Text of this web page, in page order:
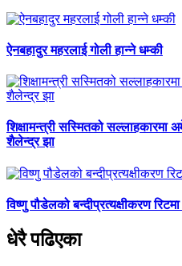
ऐनबहादुर महरलाई गोली हान्ने धम्की
शिक्षामन्त्री सस्मितको सल्लाहकारमा
शैलेन्द्र झा
विष्णु पौडेलको बन्दीप्रत्यक्षीकरण
धेरै पढिएका